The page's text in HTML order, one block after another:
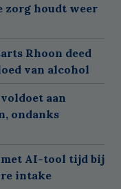
zorg houdt weer
Rhoon deed
van alcohol
aan
ondanks
AI-tool tijd bij
intake